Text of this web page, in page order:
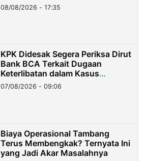
08/08/2026 - 17:35
KPK Didesak Segera Periksa Dirut
Bank BCA Terkait Dugaan
Keterlibatan dalam Kasus
Hilangnya Dana Nasabah Rp2,58
Miliar
07/08/2026 - 09:06
Biaya Operasional Tambang
Terus Membengkak? Ternyata Ini
yang Jadi Akar Masalahnya